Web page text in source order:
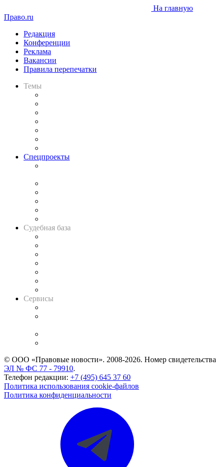
На главную
Право.ru
Редакция
Конференции
Реклама
Вакансии
Правила перепечатки
Темы
Спецпроекты
Судебная база
Сервисы
© ООО «Правовые новости». 2008-2026. Номер свидетельства
ЭЛ № ФС 77 - 79910.
Телефон редакции: +7 (495) 645 37 60
Политика использования cookie-файлов
Политика конфиденциальности